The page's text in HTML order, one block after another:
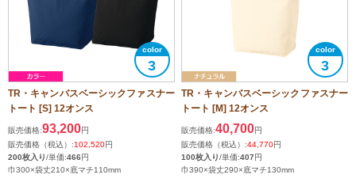
3
TR・キャンバスベーシックファスナー
トート [S] 12オンス
販売価格:93,200円
販売価格（税込）:102,520円
200枚入り/単価:466円
巾300×袋丈210×底マチ110mm
3
TR・キャンバスベーシックファスナー
トート [M] 12オンス
販売価格:40,700円
販売価格（税込）:44,770円
100枚入り/単価:407円
巾390×袋丈290×底マチ130mm